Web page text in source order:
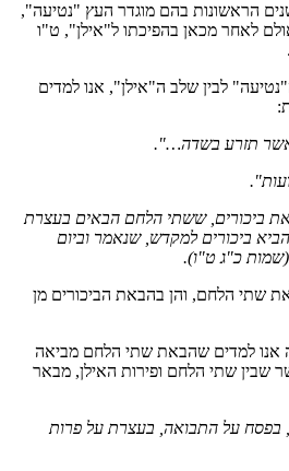
הראשונות בהם מוגדר העץ "נטיעה",
לאחר מכאן בהפיכתו ל"אילן", ט"ו
לבין שלב ה"אילן", אנו למדים
אשר תזרע בשדה…".
ביכורים, ששתי הלחם הבאים בעצרת
ביכורים למקדש, שנאמר וביום
(שמות כ"ג ט"ו).
שתי הלחם, והן בהבאת הביכורים מן
למדים שהבאת שתי הלחם מביאה
שבין שתי הלחם ופירות האילן, מבאר
בפסח על התבואה, בעצרת על פרות